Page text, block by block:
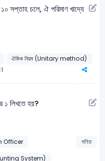
সপ্তাহ চলে, ঐ পরিমাণ খাদ্যে
ঐকিক নিয়ম (Unitary method)
১ লিখতে হয়?
Officer
গণিত
System)